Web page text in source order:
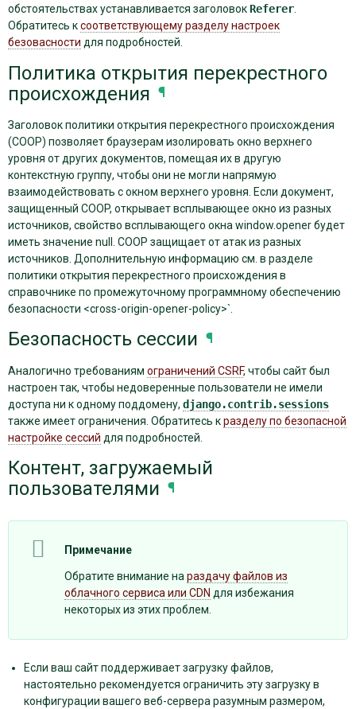
обстоятельствах устанавливается заголовок Referer
Обратитесь ксоответствующему разделу настроек
безовасности для подробностей.
Политика открытия перекрестного
происхождения ¶
Заголовок политики открытия перекрестного происхождения
(COOP) позволяет браузерам изолировать окно верхнего
уровня от других документов, помещая их в другую
контекстную группу, чтобы они не могли напрямую
взаимодействовать с окном верхнего уровня. Если документ,
защищенный COOP, открывает всплывающее окно из разных
источников, свойство всплывающего окна window.opener будет
иметь значение null. COOP защищает от атак из разных
источников. Дополнительную информацию см. в разделе
политики открытия перекрестного происхождения в
справочнике по промежуточному программному обеспечению
безопасности <cross-origin-opener-policy>`.
Безопасность сессии ¶
Аналогично требованиям ограничений CSRF, чтобы сайт был
настроен так, чтобы недоверенные пользователи не имели
доступа ни к одному поддомену, django.contrib.sessions
также имеет ограничения. Обратитесь кразделу по безопасной
настройке сессий для подробностей.
Контент, загружаемый
пользователями ¶
Примечание
Обратите внимание на раздачу файлов из
облачного сервиса или CDN для избежания
некоторых из этих проблем.
Если ваш сайт поддерживает загрузку файлов,
настоятельно рекомендуется ограничить эту загрузку в
конфигурации вашего веб-сервера разумным размером,